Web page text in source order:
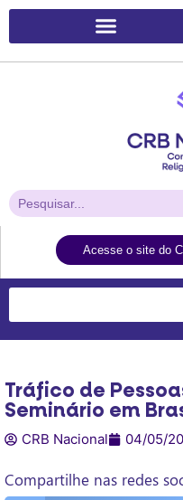
Acesse o site do
Tráfico de
Seminário em
CRB Nacional 04/05/
Compartilhe nas redes